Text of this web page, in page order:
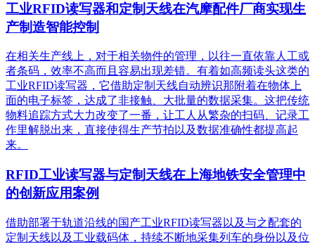
工业RFID读写器和定制天线在汽摩配件厂商实现生
产制造智能控制
在相关生产线上，对于相关物件的管理，以往一直依靠人工或
者条码，效率不高而且容易出现差错。有着如高频读头这类的
工业RFID读写器，它借助定制天线自动辨识那附着在物体上
面的电子标签，达成了非接触、大批量的数据采集。这把传统
物料追踪方式大力改变了一番，让工人从繁杂的扫码、记录工
作里解脱出来，直接使得生产节拍以及数据准确性都提高起
来。
RFID工业读写器与定制天线在上海地铁安全管理中
的创新应用案例
借助部署于轨道沿线的国产工业RFID读写器以及与之配套的
定制天线以及工业载码体，持续不断地采集列车的身份以及位